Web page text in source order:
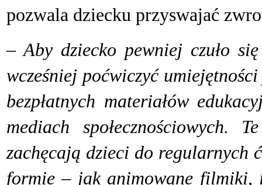
pozwala dziecku przyswajać
– Aby dziecko pewniej czuło
wcześniej poćwiczyć
bezpłatnych materiałów
mediach
zachęcają dzieci do regularnych
formie – jak animowane filmiki,